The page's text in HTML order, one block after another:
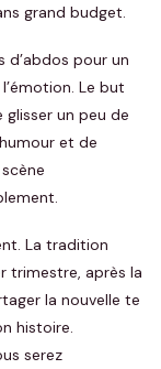
grand budget.
d’abdos pour un
Le but
glisser un peu de
et de
La tradition
trimestre, après la
la nouvelle te
histoire.
serez